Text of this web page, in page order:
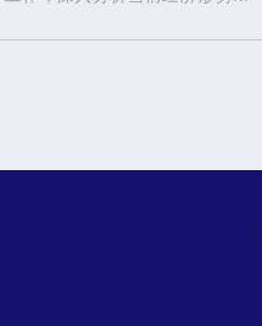
必将是载入史册的一年。